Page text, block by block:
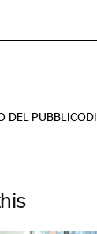
DEL PUBBLICO